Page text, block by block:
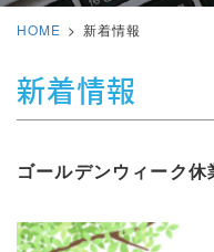
HOME 新着情報
新着情報
ゴールデンウィーク